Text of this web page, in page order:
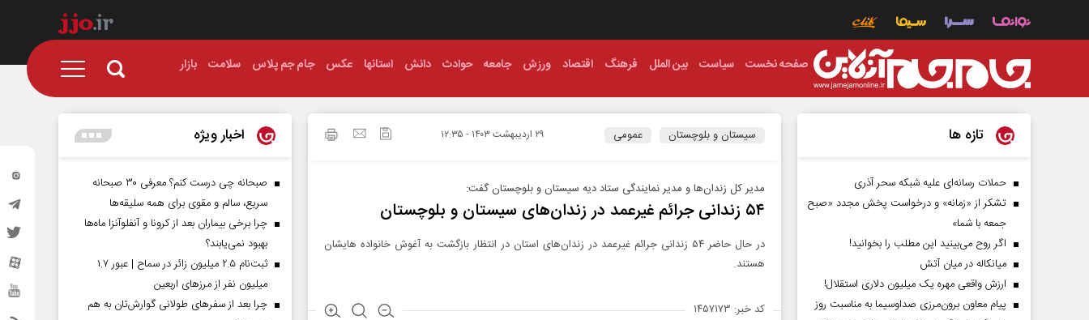
صفحه نخست سیاست بین الملل فرهنگ اقتصاد ورزش جامعه حوادث دانش استانها عکس جام جم پلاس سلامت بازار
سیستان و بلوچستان عمومی ۲۹ ارديبهشت ۱۴۰۳ - ۱۲:۳۵
مدیر کل زندان‌ها و مدیر نمایندگی ستاد دیه سیستان و بلوچستان گفت:
۵۴ زندانی جرائم غیرعمد در زندان‌های سیستان و بلوچستان
در حال حاضر ۵۴ زندانی جرائم غیرعمد در زندان‌های استان در انتظار بازگشت به آغوش خانواده هایشان
هستند.
کد خبر: ۱۴۵۷۱۷۳
تازه ها
حملات رسانه‌ای علیه شبکه سحر آذری
تشکر از «زمانه» و درخواست پخش مجدد «صبح
جمعه با شما»
اگر روح می‌بینید این مطلب را بخوانید!
میانکاله در میان آتش
ارزش واقعی مهره یک میلیون دلاری استقلال!
پیام معاون برون‌مرزی صداوسیما به مناسبت روز
اخبار ویژه
صبحانه چی درست کنم؟ معرفی ۳۰ صبحانه
سریع، سالم و مقوی برای همه سلیقه‌ها
چرا برخی بیماران بعد از کرونا و آنفلوآنزا ماه‌ها
بهبود نمی‌یابند؟
ثبت‌نام ۲.۵ میلیون زائر در سماح | عبور ۱.۷
میلیون نفر از مرز‌های اربعین
چرا بعد از سفرهای طولانی گوارش‌تان به هم